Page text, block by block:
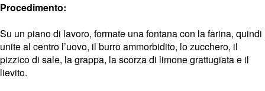
Procedimento:
Su un piano di lavoro, formate una fontana con la farina, quindi
unite al centro l’uovo, il burro ammorbidito, lo zucchero, il
pizzico di sale, la grappa, la scorza di limone grattugiata e il
lievito.